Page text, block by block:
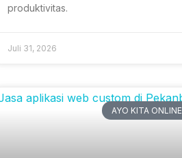
produktivitas.
Juli 31, 2026
AYO KITA ONLINE